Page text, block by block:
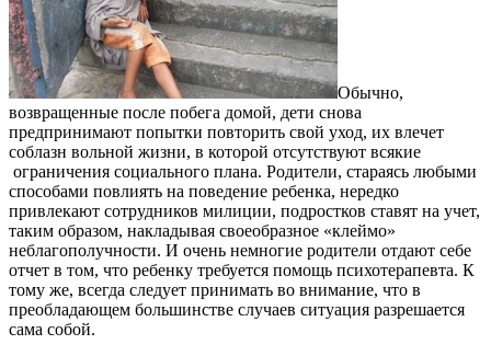
Обычно,
возвращенные после побега домой, дети снова
предпринимают попытки повторить свой уход, их влечет
соблазн вольной жизни, в которой отсутствуют всякие
ограничения социального плана. Родители, стараясь любыми
способами повлиять на поведение ребенка, нередко
привлекают сотрудников милиции, подростков ставят на учет,
таким образом, накладывая своеобразное «клеймо»
неблагополучности. И очень немногие родители отдают себе
отчет в том, что ребенку требуется помощь психотерапевта. К
тому же, всегда следует принимать во внимание, что в
преобладающем большинстве случаев ситуация разрешается
сама собой.